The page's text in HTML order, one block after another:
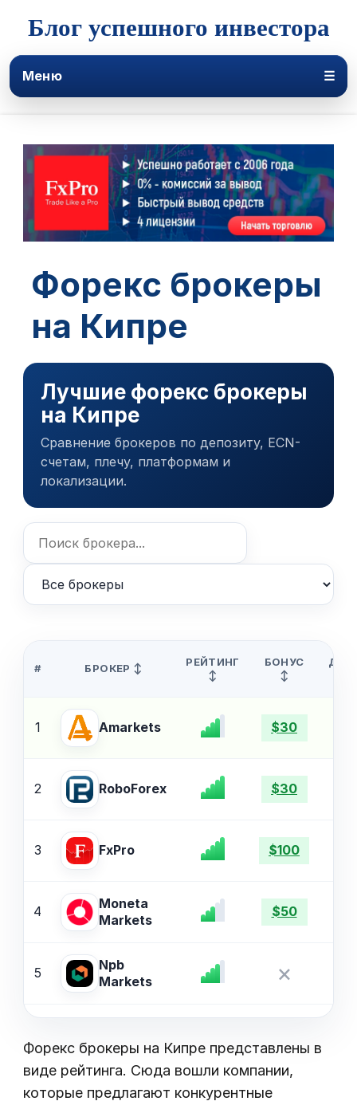
Блог успешного инвестора
Меню ☰
Форекс брокеры
на Кипре
Лучшие форекс брокеры
на Кипре
Сравнение брокеров по депозиту, ECN-
счетам, плечу, платформам и
локализации.
# БРОКЕР ↕
РЕЙТИНГ
↕
БОНУС
↕
1 Amarkets $30
2 RoboForex $30
3 FxPro $100
4
Moneta
Markets
$50
5
Npb
Markets
×
Форекс брокеры на Кипре представлены в
виде рейтинга. Сюда вошли компании,
которые предлагают конкурентные